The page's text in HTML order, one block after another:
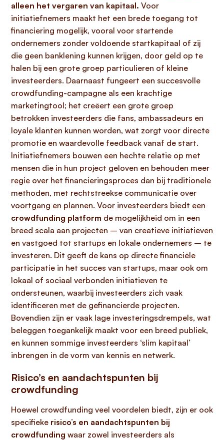
alleen het vergaren van kapitaal. Voor
initiatiefnemers maakt het een brede toegang tot
financiering mogelijk, vooral voor startende
ondernemers zonder voldoende startkapitaal of zij
die geen banklening kunnen krijgen, door geld op te
halen bij een grote groep particulieren of kleine
investeerders. Daarnaast fungeert een succesvolle
crowdfunding-campagne als een krachtige
marketingtool; het creëert een grote groep
betrokken investeerders die fans, ambassadeurs en
loyale klanten kunnen worden, wat zorgt voor directe
promotie en waardevolle feedback vanaf de start.
Initiatiefnemers bouwen een hechte relatie op met
mensen die in hun project geloven en behouden meer
regie over het financieringsproces dan bij traditionele
methoden, met rechtstreekse communicatie over
voortgang en plannen. Voor investeerders biedt een
crowdfunding platform de mogelijkheid om in een
breed scala aan projecten – van creatieve initiatieven
en vastgoed tot startups en lokale ondernemers – te
investeren. Dit geeft de kans op directe financiële
participatie in het succes van startups, maar ook om
lokaal of sociaal verbonden initiatieven te
ondersteunen, waarbij investeerders zich vaak
identificeren met de gefinancierde projecten.
Bovendien zijn er vaak lage investeringsdrempels, wat
beleggen toegankelijk maakt voor een breed publiek,
en kunnen sommige investeerders ‘slim kapitaal’
inbrengen in de vorm van kennis en netwerk.
Risico’s en aandachtspunten bij
crowdfunding
Hoewel crowdfunding veel voordelen biedt, zijn er ook
specifieke risico’s en aandachtspunten bij
crowdfunding waar zowel investeerders als